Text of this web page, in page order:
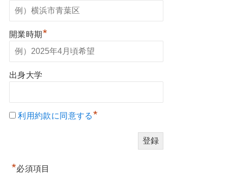
開業時期*
出身大学
利用約款に同意する*
*必須項目